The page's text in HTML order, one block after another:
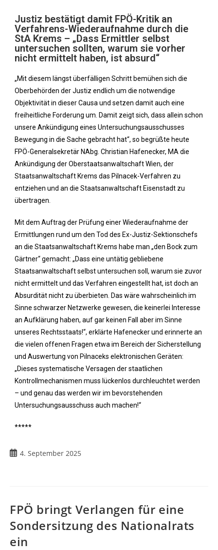
Justiz bestätigt damit FPÖ-Kritik an
Verfahrens-Wiederaufnahme durch die
StA Krems – „Dass Ermittler selbst
untersuchen sollten, warum sie vorher
nicht ermittelt haben, ist absurd“
„Mit diesem längst überfälligen Schritt bemühen sich die
Oberbehörden der Justiz endlich um die notwendige
Objektivität in dieser Causa und setzen damit auch eine
freiheitliche Forderung um. Damit zeigt sich, dass allein schon
unsere Ankündigung eines Untersuchungsausschusses
Bewegung in die Sache gebracht hat“, so begrüßte heute
FPÖ-Generalsekretär NAbg. Christian Hafenecker, MA die
Ankündigung der Oberstaatsanwaltschaft Wien, der
Staatsanwaltschaft Krems das Pilnacek-Verfahren zu
entziehen und an die Staatsanwaltschaft Eisenstadt zu
übertragen.
Mit dem Auftrag der Prüfung einer Wiederaufnahme der
Ermittlungen rund um den Tod des Ex-Justiz-Sektionschefs
an die Staatsanwaltschaft Krems habe man „den Bock zum
Gärtner“ gemacht: „Dass eine untätig gebliebene
Staatsanwaltschaft selbst untersuchen soll, warum sie zuvor
nicht ermittelt und das Verfahren eingestellt hat, ist doch an
Absurdität nicht zu überbieten. Das wäre wahrscheinlich im
Sinne schwarzer Netzwerke gewesen, die keinerlei Interesse
an Aufklärung haben, auf gar keinen Fall aber im Sinne
unseres Rechtsstaats!“, erklärte Hafenecker und erinnerte an
die vielen offenen Fragen etwa im Bereich der Sicherstellung
und Auswertung von Pilnaceks elektronischen Geräten:
„Dieses systematische Versagen der staatlichen
Kontrollmechanismen muss lückenlos durchleuchtet werden
– und genau das werden wir im bevorstehenden
Untersuchungsausschuss auch machen!“
*****
4. September 2025
FPÖ bringt Verlangen für eine
Sondersitzung des Nationalrats
ein